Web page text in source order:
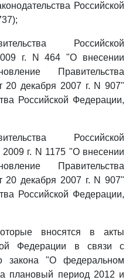
Российской
Российской
г. N 464 "О внесении
Правительства
20 декабря 2007 г. N 907"
Российской Федерации,
Российской
г. N 1175 "О внесении
Правительства
20 декабря 2007 г. N 907"
Российской Федерации,
вносятся в акты
Федерации в связи с
закона "О федеральном
плановый период 2012 и